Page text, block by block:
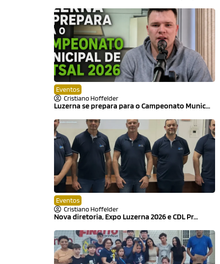
Eventos
Cristiano Hoffelder
Luzerna se prepara para o Campeonato Munic...
Eventos
Cristiano Hoffelder
Nova diretoria, Expo Luzerna 2026 e CDL Pr...